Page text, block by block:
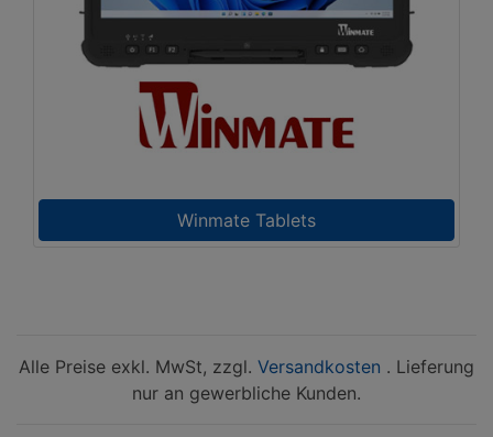
Winmate Tablets
Alle Preise exkl. MwSt, zzgl. Versandkosten . Lieferung
nur an gewerbliche Kunden.